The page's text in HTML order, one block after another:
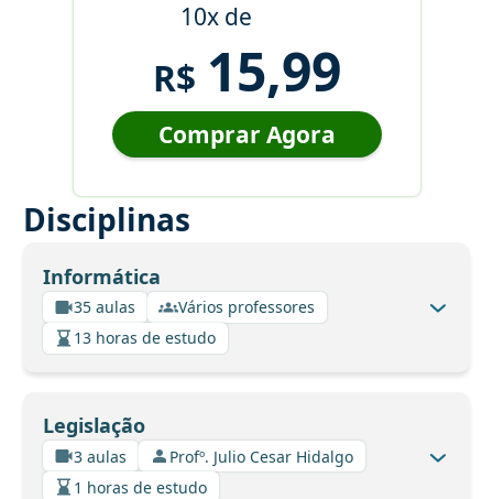
10x de
R$ 15,99
Comprar Agora
Disciplinas
Informática
35 aulas
Vários professores
13 horas de estudo
Legislação
3 aulas
Profº. Julio Cesar Hidalgo
1 horas de estudo